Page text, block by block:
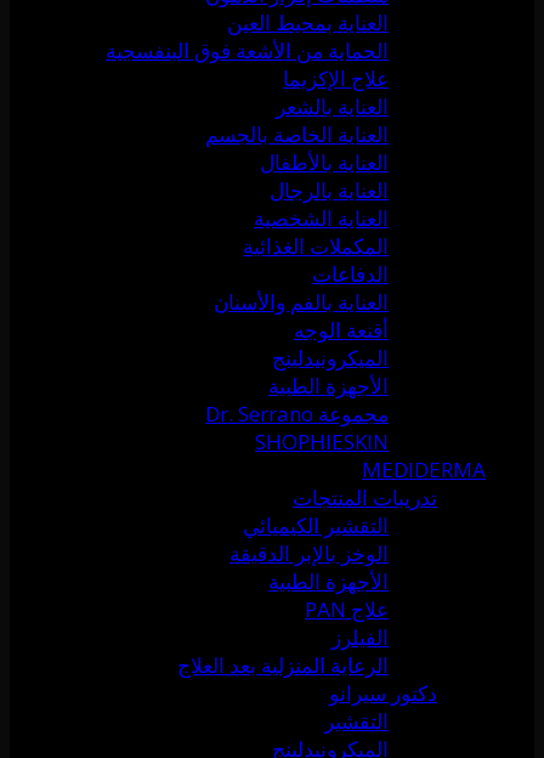
العناية بمحيط العين
الحماية من الأشعة فوق البنفسجية
علاج الإكزيما
العناية بالشعر
العناية الخاصة بالجسم
العناية بالأطفال
العناية بالرجال
العناية الشخصية
المكملات الغذائية
الدفاعات
العناية بالفم والأسنان
أقنعة الوجه
الميكرونيدلينج
الأجهزة الطبية
مجموعة Dr. Serrano
SHOPHIESKIN
MEDIDERMA
تدريبات المنتجات
التقشير الكيميائي
الوخز بالإبر الدقيقة
الأجهزة الطبية
علاج PAN
الفيلرز
الرعاية المنزلية بعد العلاج
دكتور سيرانو
التقشير
الميكرونيدلينج